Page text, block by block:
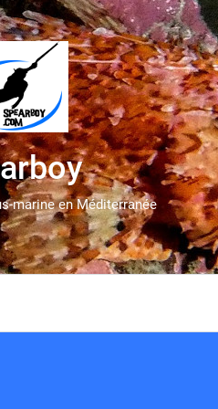
marine en Méditerranée